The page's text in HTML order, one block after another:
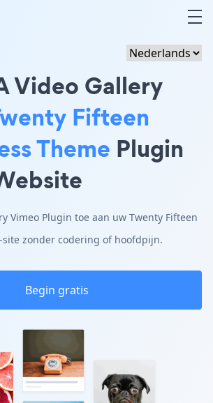
Video Gallery
Fifteen
Theme Plugin
Vimeo Plugin toe aan uw Twenty Fifteen
site zonder codering of hoofdpijn.
Begin gratis